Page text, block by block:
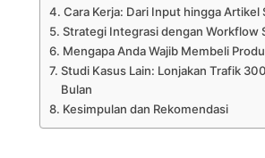
Cara Kerja: Dari Input hingga Artikel
Strategi Integrasi dengan Workflow
Mengapa Anda Wajib Membeli
Studi Kasus Lain: Lonjakan Trafik
Bulan
Kesimpulan dan Rekomendasi